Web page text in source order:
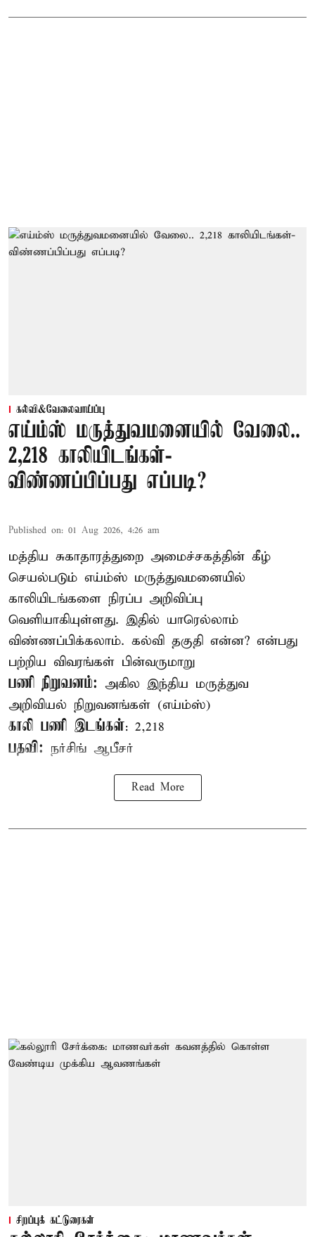
கல்வி&வேலைவாய்ப்பு
எய்ம்ஸ் மருத்துவமனையில் வேலை..
2,218 காலியிடங்கள்-
விண்ணப்பிப்பது எப்படி?
Published on: 01 Aug 2026, 4:26 am
மத்திய சுகாதாரத்துறை அமைச்சகத்தின் கீழ்
செயல்படும் எய்ம்ஸ் மருத்துவமனையில்
காலியிடங்களை நிரப்ப அறிவிப்பு
வெளியாகியுள்ளது. இதில் யாரெல்லாம்
விண்ணப்பிக்கலாம். கல்வி தகுதி என்ன? என்பது
பற்றிய விவரங்கள் பின்வருமாறு
பணி நிறுவனம்: அகில இந்திய மருத்துவ
அறிவியல் நிறுவனங்கள் (எய்ம்ஸ்)
காலி பணி இடங்கள்: 2,218
பதவி: நர்சிங் ஆபீசர்
Read More
சிறப்புக் கட்டுரைகள்